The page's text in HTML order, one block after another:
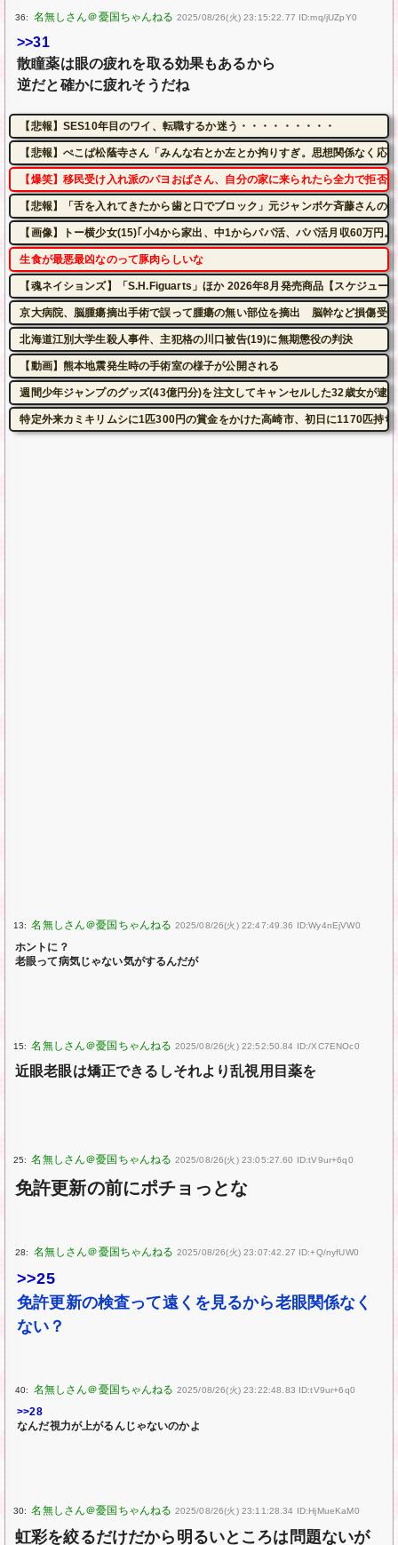
36: 2025/08/26(火) 23:15:22.77 ID:mq/jUZpY0
>>31
散瞳薬は眼の疲れを取る効果もあるから
逆だと確かに疲れそうだね
【悲報】SES10年目のワイ、転職するか迷う・・・・・・・・・
【悲報】ぺこぱ松蔭寺さん「みんな右とか左とか拘りすぎ。思想関係なく応
【爆笑】移民受け入れ派のパヨおばさん、自分の家に来られたら全力で拒否
【悲報】「舌を入れてきたから歯と口でブロック」元ジャンポケ斉藤さんの
【画像】トー横少女(15)｢小4から家出、中1からパパ活、パパ活月収60万円。
生食が最悪最凶なのって豚肉らしいな
【魂ネイションズ】「S.H.Figuarts」ほか 2026年8月発売商品【スケジュー
京大病院、脳腫瘍摘出手術で誤って腫瘍の無い部位を摘出 脳幹など損傷受
北海道江別大学生殺人事件、主犯格の川口被告(19)に無期懲役の判決
【動画】熊本地震発生時の手術室の様子が公開される
週間少年ジャンプのグッズ(43億円分)を注文してキャンセルした32歳女が逮捕
特定外来カミキリムシに1匹300円の賞金をかけた高崎市、初日に1170匹持ち
13: 2025/08/26(火) 22:47:49.36 ID:Wy4nEjVW0
ホントに？
老眼って病気じゃない気がするんだが
15: 2025/08/26(火) 22:52:50.84 ID:/XC7ENOc0
近眼老眼は矯正できるしそれより乱視用目薬を
25: 2025/08/26(火) 23:05:27.60 ID:tV9ur+6q0
免許更新の前にポチョっとな
28: 2025/08/26(火) 23:07:42.27 ID:+Q/nyfUW0
>>25
免許更新の検査って遠くを見るから老眼関係なく
ない？
40: 2025/08/26(火) 23:22:48.83 ID:tV9ur+6q0
>>28
なんだ視力が上がるんじゃないのかよ
30: 2025/08/26(火) 23:11:28.34 ID:HjMueKaM0
虹彩を絞るだけだから明るいところは問題ないが